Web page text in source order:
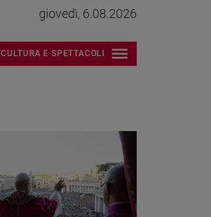
giovedì, 6.08.2026
CULTURA E SPETTACOLI